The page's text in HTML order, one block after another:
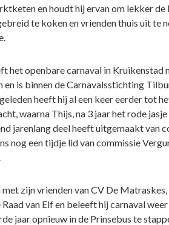
en houdt hij ervan om lekker
te koken en vrienden thuis uit te
het openbare carnaval in Kruikenstad
en is binnen de Carnavalsstichting
heeft hij al een keer eerder tot
waarna Thijs, na 3 jaar het rode
jarenlang deel heeft uitgemaakt van
nog een tijdje lid van commissie
zijn vrienden van CV De
van Elf en beleeft hij carnaval weer
jaar opnieuw in de Prinsebus te